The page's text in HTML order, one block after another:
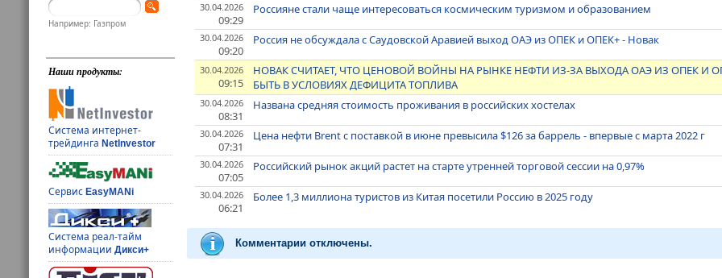
Например: Газпром
Наши продукты:
Система интернет-
трейдингаNetInvestor
СервисEasyMANi
Система реал-тайм
информацииДикси+
30.04.2026
09:29
Россияне стали чаще интересоваться космическим туризмом и образованием
30.04.2026
09:20
Россия не обсуждала с Саудовской Аравией выход ОАЭ из ОПЕК и ОПЕК+ - Новак
30.04.2026
09:15
НОВАК СЧИТАЕТ, ЧТО ЦЕНОВОЙ ВОЙНЫ НА РЫНКЕ НЕФТИ ИЗ-ЗА ВЫХОДА ОАЭ ИЗ ОПЕК И
БЫТЬ В УСЛОВИЯХ ДЕФИЦИТА ТОПЛИВА
30.04.2026
08:31
Названа средняя стоимость проживания в российских хостелах
30.04.2026
07:31
Цена нефти Brent с поставкой в июне превысила $126 за баррель - впервые с марта 2022 г
30.04.2026
07:05
Российский рынок акций растет на старте утренней торговой сессии на 0,97%
30.04.2026
06:21
Более 1,3 миллиона туристов из Китая посетили Россию в 2025 году
Комментарии отключены.